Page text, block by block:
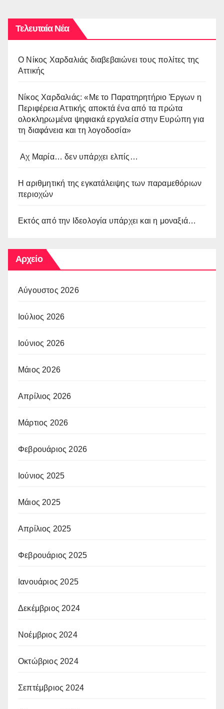
Τελευταία Νέα
O Νίκος Χαρδαλιάς διαβεβαιώνει τους πολίτες της
Αττικής
Νίκος Χαρδαλιάς: «Με το Παρατηρητήριο Έργων η
Περιφέρεια Αττικής αποκτά ένα από τα πρώτα
ολοκληρωμένα ψηφιακά εργαλεία στην Ευρώπη για
τη διαφάνεια και τη λογοδοσία»
Αχ Μαρία… δεν υπάρχει ελπίς…
Η αριθμητική της εγκατάλειψης των παραμεθόριων
περιοχών
Εκτός από την Ιδεολογία υπάρχει και η μοναξιά…
Αρχείο
Αύγουστος 2026
Ιούλιος 2026
Ιούνιος 2026
Μάιος 2026
Απρίλιος 2026
Μάρτιος 2026
Φεβρουάριος 2026
Ιούνιος 2025
Μάιος 2025
Απρίλιος 2025
Φεβρουάριος 2025
Ιανουάριος 2025
Δεκέμβριος 2024
Νοέμβριος 2024
Οκτώβριος 2024
Σεπτέμβριος 2024